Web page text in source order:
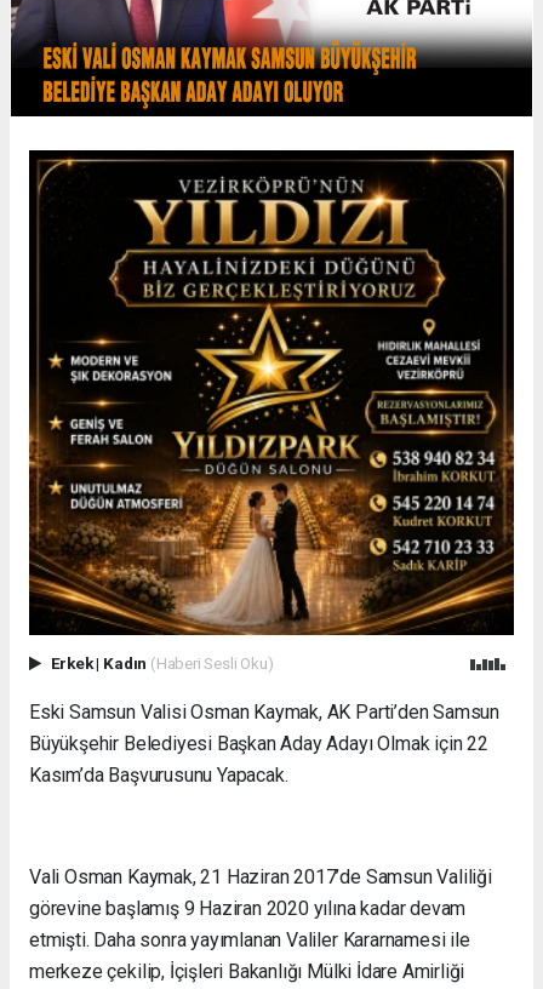
Erkek| Kadın (Haberi Sesli Oku)
Eski Samsun Valisi Osman Kaymak, AK Parti’den Samsun
Büyükşehir Belediyesi Başkan Aday Adayı Olmak için 22
Kasım’da Başvurusunu Yapacak.
Vali Osman Kaymak, 21 Haziran 2017’de Samsun Valiliği
görevine başlamış 9 Haziran 2020 yılına kadar devam
etmişti. Daha sonra yayımlanan Valiler Kararnamesi ile
merkeze çekilip, İçişleri Bakanlığı Mülki İdare Amirliği